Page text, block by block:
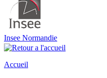
Insee Normandie
Accueil